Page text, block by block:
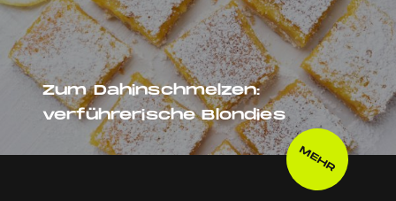
Zum Dahinschmelzen:
verführerische Blondies
MEHR